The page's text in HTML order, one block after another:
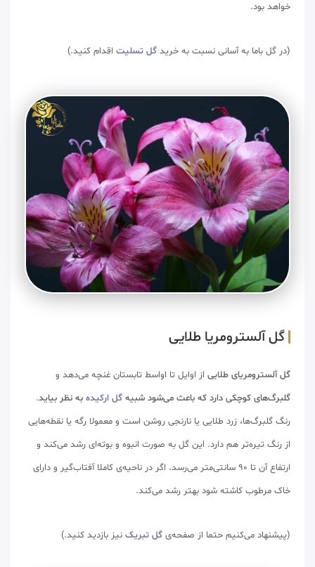
خواهد بود.
(در گل باما به آسانی نسبت به خرید گل تسلیت اقدام کنید.)
گل آلسترومریا طلایی
گل آلسترومریای طلایی از اوایل تا اواسط تابستان غنچه می‌دهد و
گلبرگ‌های کوچکی دارد که باعث می‌شود شبیه گل ارکیده به نظر بیاید.
رنگ گلبرگ‌ها، زرد طلایی یا نارنجی روشن است و معمولا رگه یا نقطه‌هایی
از رنگ تیره‌تر هم دارد. این گل به صورت انبوه و بوته‌ای رشد می‌کند و
ارتفاع آن تا 90 سانتی‌متر می‌رسد. اگر در ناحیه‌ی کاملا آفتاب‌گیر و دارای
خاک مرطوب کاشته شود بهتر رشد می‌کند.
(پیشنهاد می‌کنیم حتما از صفحه‌ی گل تبریک نیز بازدید کنید.)